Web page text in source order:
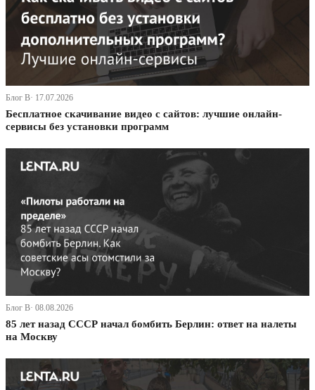
Блог В· 17.07.2026
Бесплатное скачивание видео с сайтов: лучшие онлайн-
сервисы без установки программ
Блог В· 08.08.2026
85 лет назад СССР начал бомбить Берлин: ответ на налеты
на Москву